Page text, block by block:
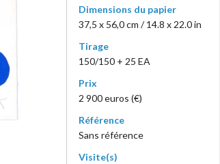
Dimensions du papier
37,5 x 56,0 cm / 14.8 x 22.0 in
Tirage
150/150 + 25 EA
Prix
2 900 euros (€)
Référence
Sans référence
Visite(s)